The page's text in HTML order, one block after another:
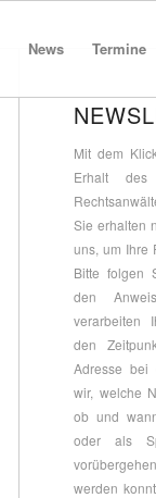
News Termine
Mit dem
Erhalt des
Sie erhalten
uns, um Ihre
Bitte folgen
den
verarbeiten
den
Adresse bei
wir, welche
ob und
oder als
werden